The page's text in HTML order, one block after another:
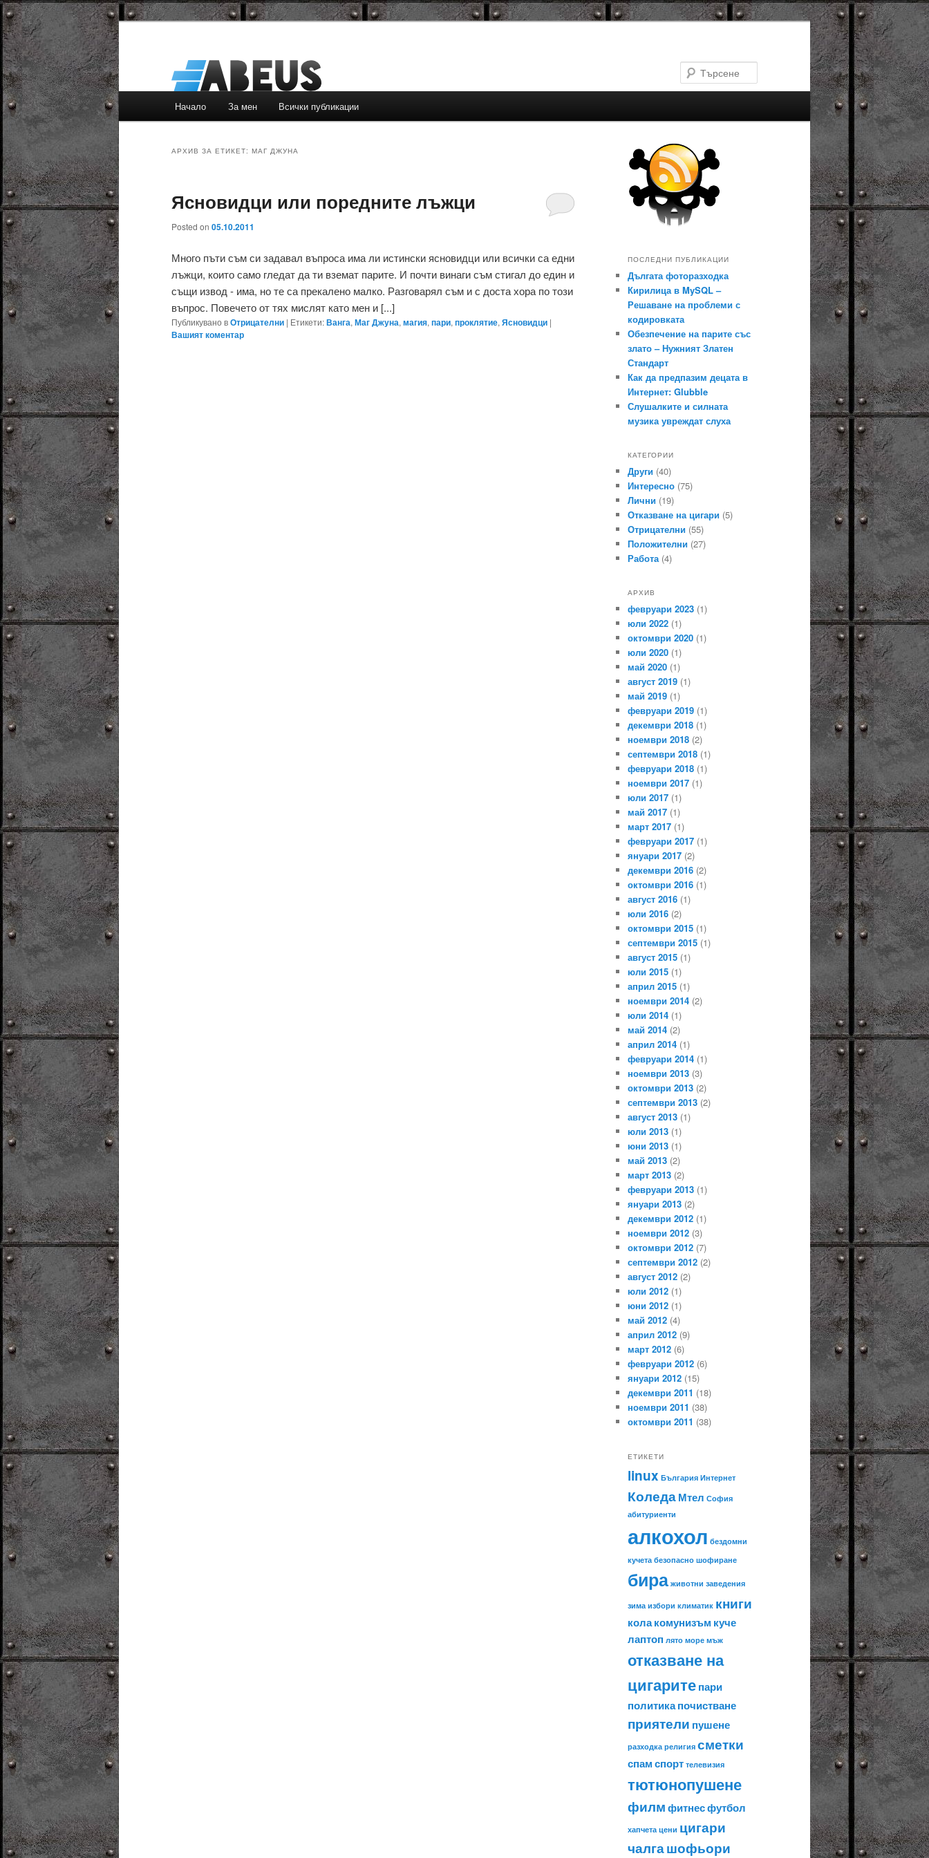
Към
Към
Начало За мен Всички публикации
АРХИВ ЗА ЕТИКЕТ: МАГ ДЖУНА
Ясновидци или поредните лъжци
Posted on 05.10.2011
Много пъти съм си задавал въпроса има ли истински ясновидци или всички са едни
лъжци, които само гледат да ти вземат парите. И почти винаги съм стигал до един и
същи извод - има, но те са прекалено малко. Разговарял съм и с доста хора по този
въпрос. Повечето от тях мислят като мен и [...]
Публикувано вОтрицателни | Етикети:Ванга, Маг Джуна, магия, пари, проклятие, Ясновидци |
Вашият коментар
ПОСЛЕДНИ ПУБЛИКАЦИИ
Дългата фоторазходка
Кирилица в MySQL –
Решаване на проблеми с
кодировката
Обезпечение на парите със
злато – Нужният Златен
Стандарт
Как да предпазим децата в
Интернет: Glubble
Слушалките и силната
музика увреждат слуха
КАТЕГОРИИ
Други (40)
Интересно (75)
Лични (19)
Отказване на цигари (5)
Отрицателни (55)
Положителни (27)
Работа(4)
АРХИВ
февруари 2023 (1)
юли 2022 (1)
октомври 2020 (1)
юли 2020 (1)
май 2020 (1)
август 2019 (1)
май 2019 (1)
февруари 2019 (1)
декември 2018 (1)
ноември 2018 (2)
септември 2018 (1)
февруари 2018 (1)
ноември 2017 (1)
юли 2017 (1)
май 2017 (1)
март 2017 (1)
февруари 2017 (1)
януари 2017 (2)
декември 2016 (2)
октомври 2016 (1)
август 2016 (1)
юли 2016 (2)
октомври 2015 (1)
септември 2015 (1)
август 2015 (1)
юли 2015 (1)
април 2015 (1)
ноември 2014 (2)
юли 2014 (1)
май 2014 (2)
април 2014 (1)
февруари 2014 (1)
ноември 2013 (3)
октомври 2013 (2)
септември 2013 (2)
август 2013 (1)
юли 2013 (1)
юни 2013 (1)
май 2013 (2)
март 2013 (2)
февруари 2013 (1)
януари 2013 (2)
декември 2012 (1)
ноември 2012 (3)
октомври 2012 (7)
септември 2012 (2)
август 2012 (2)
юли 2012 (1)
юни 2012 (1)
май 2012 (4)
април 2012 (9)
март 2012 (6)
февруари 2012 (6)
януари 2012 (15)
декември 2011 (18)
ноември 2011 (38)
октомври 2011 (38)
ЕТИКЕТИ
linux България Интернет
КоледаМтел София
абитуриенти
алкохол бездомни
кучета безопасно шофиране
бира животни заведения
зима избори климатик книги
колакомунизъм куче
лаптоп лято море мъж
отказване на
цигаритепари
политикапочистване
приятели пушене
разходка религия сметки
спамспорт телевизия
тютюнопушене
филмфитнесфутбол
хапчета цени цигари
чалгашофьори